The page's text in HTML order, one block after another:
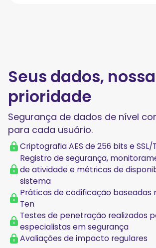
Seus dados, nossa
prioridade
Segurança de dados de nível
para cada usuário.
Criptografia AES de 256 bits e SSL/
Registro de segurança,
de atividade e métricas de
sistema
Práticas de codificação baseadas
Ten
Testes de penetração realizados
especialistas em segurança
Avaliações de impacto regulares